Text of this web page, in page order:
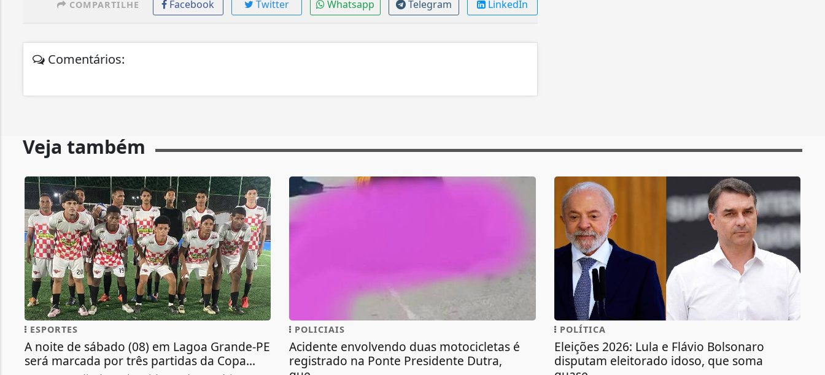
COMPARTILHE Facebook Twitter Whatsapp Telegram LinkedIn
Comentários:
Veja também
ESPORTES
A noite de sábado (08) em Lagoa Grande-PE
será marcada por três partidas da Copa...
POLICIAIS
Acidente envolvendo duas motocicletas é
registrado na Ponte Presidente Dutra,
POLÍTICA
Eleições 2026: Lula e Flávio Bolsonaro
disputam eleitorado idoso, que soma